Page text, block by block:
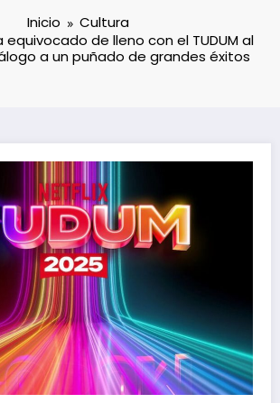
Inicio
Cultura
equivocado de lleno con el TUDUM al
a un puñado de grandes éxitos